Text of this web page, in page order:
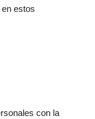
estos
con la